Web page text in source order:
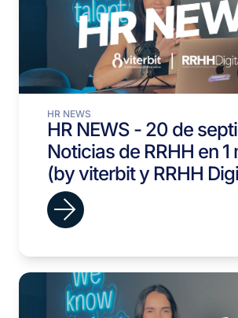
HR NEWS
HR NEWS - 20 de
Noticias de RRHH en 1
(by viterbit y RRHH